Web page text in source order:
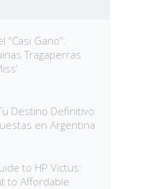
“Casi Gano”:
Tragaperras
Destino Definitivo
en Argentina
to HP Victus:
to Affordable